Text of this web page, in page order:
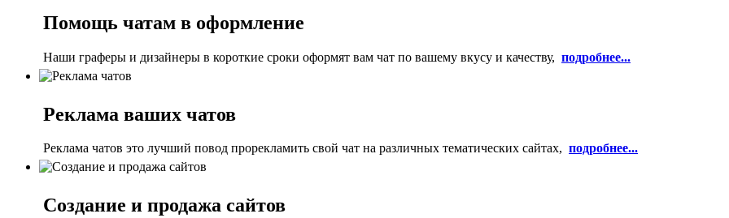
Помощь чатам в оформление
Наши граферы и дизайнеры в короткие сроки оформят вам чат по вашему вкусу и качеству, подробнее...
Реклама ваших чатов
Реклама чатов это лучший повод прорекламить свой чат на различных тематических сайтах, подробнее...
Создание и продажа сайтов